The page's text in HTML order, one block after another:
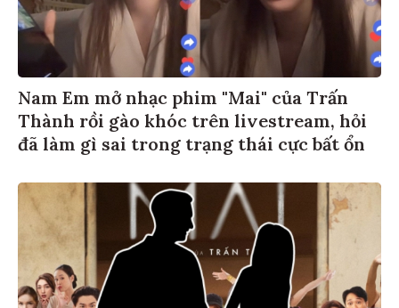
Nam Em mở nhạc phim "Mai" của Trấn
Thành rồi gào khóc trên livestream, hỏi
đã làm gì sai trong trạng thái cực bất ổn